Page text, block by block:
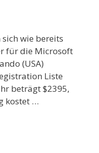
wie bereits
für die Microsoft
(USA)
Liste
beträgt $2395,
kostet …